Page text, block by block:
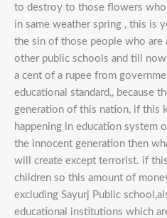
to destroy to those flowers who
in same weather spring , this is
the sin of those people who
other public schools and till
a cent of a rupee from
educational standard,, because
generation of this nation, if this
happening in education system
the innocent generation then
will create except terrorist. if
children so this amount of
excluding Sayurj Public
educational institutions which